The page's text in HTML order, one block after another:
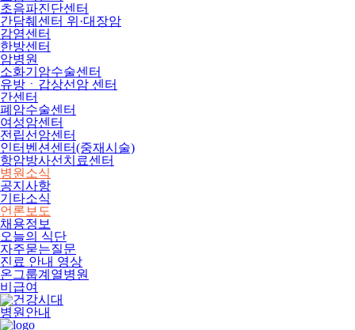
초음파진단센터
간담췌센터 위·대장암
감염센터
한방센터
암병원
소화기암수술센터
유방ㆍ갑상선암 센터
간센터
폐암수술센터
여성암센터
전립선암센터
인터벤션센터(중재시술)
항암방사선치료센터
병원소식
공지사항
기타소식
언론보도
채용정보
오늘의 식단
자주묻는질문
진료 안내 영상
온그룹계열병원
비급여
병원안내